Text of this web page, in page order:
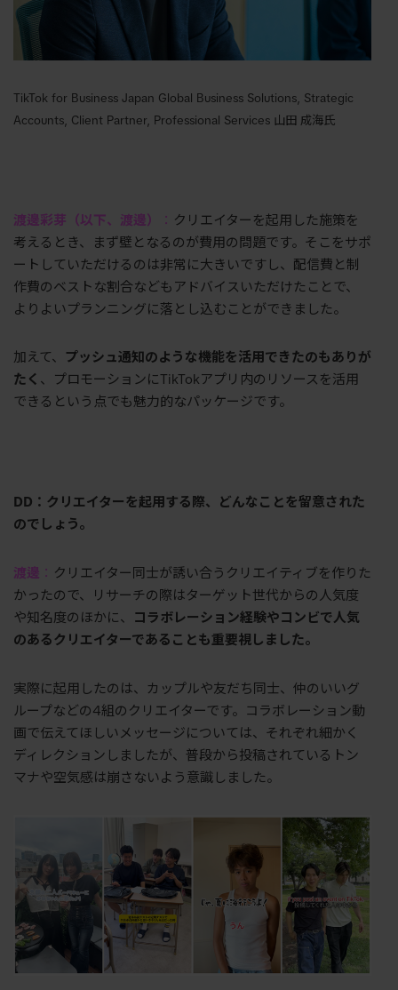
TikTok for Business Japan Global Business Solutions, Strategic
Accounts, Client Partner, Professional Services 山田 成海氏
渡邊彩芽（以下、渡邊） ： クリエイターを起用した施策を
考えるとき、まず壁となるのが費用の問題です。そこをサポ
ートしていただけるのは非常に大きいですし、配信費と制
作費のベストな割合などもアドバイスいただけたことで、
よりよいプランニングに落とし込むことができました。
加えて、
プッシュ通知のような機能を活用できたのもありが
たく 、プロモーションに TikTok アプリ内のリソースを活用
できるという点でも魅力的なパッケージです。
DD：クリエイターを起用する際、どんなことを留意された
のでしょう。
渡邊 ： クリエイター同士が誘い合うクリエイティブを作りた
かったので、リサーチの際はターゲット世代からの人気度
や知名度のほかに、
コラボレーション経験やコンビで人気
のあるクリエイターであることも重要視しました。
実際に起用したのは、カップルや友だち同士、仲のいいグ
ループなどの 4組のクリエイターです。コラボレーション動
画で伝えてほしいメッセージについては、それぞれ細かく
ディレクションしましたが、普段から投稿されているトン
マナや空気感は崩さないよう意識しました。